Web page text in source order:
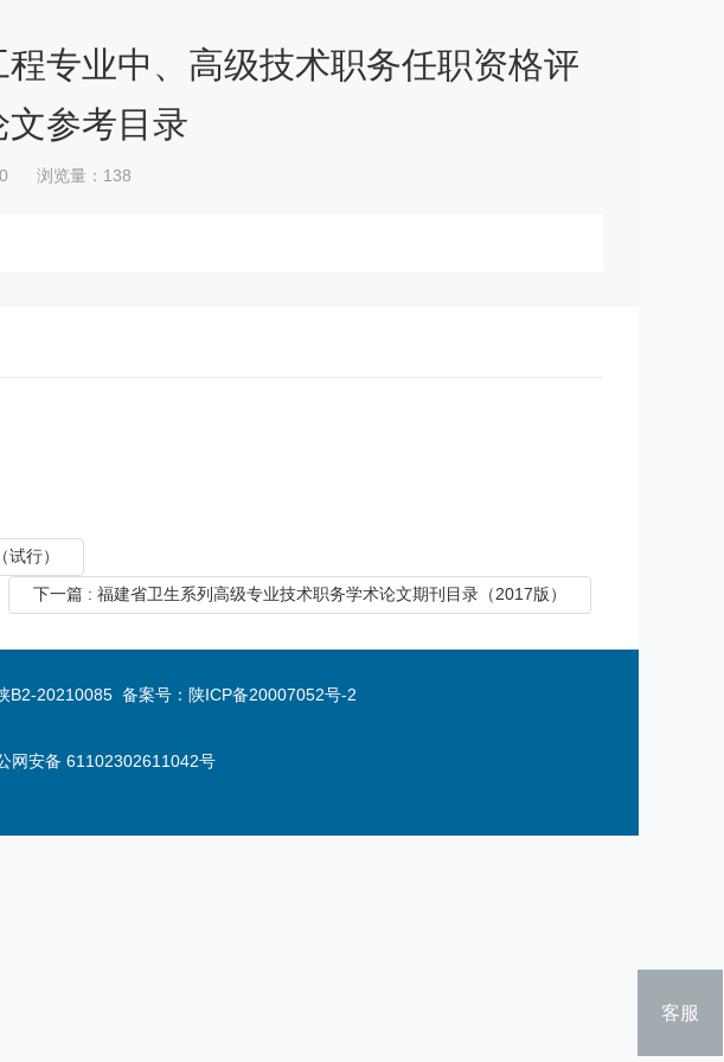
专业中、高级技术职务任职资格评
参考目录
浏览量：138
行）
下一篇 : 福建省卫生系列高级专业技术职务学术论文期刊目录（2017版）
B2-20210085 备案号： 陕ICP备20007052号-2
网安备 61102302611042号
客服
TOP